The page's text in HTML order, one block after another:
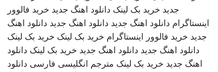
جدید خرید بک لینک دانلود اهنگ جدید خرید فالوور
اینستاگرام دانلود اهنگ جدید دانلود اهنگ جدید دانلود اهنگ
جدید خرید فالوور اینستاگرام خرید بک لینک خرید بک لینک
دانلود اهنگ جدید دانلود اهنگ جدید خرید بک لینک دانلود
اهنگ جدید خرید بک لینک مترجم انگلیسی فارسی دانلود